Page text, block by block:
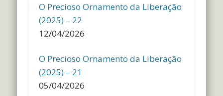
O Precioso Ornamento da Liberação
(2025) – 22
12/04/2026
O Precioso Ornamento da Liberação
(2025) – 21
05/04/2026